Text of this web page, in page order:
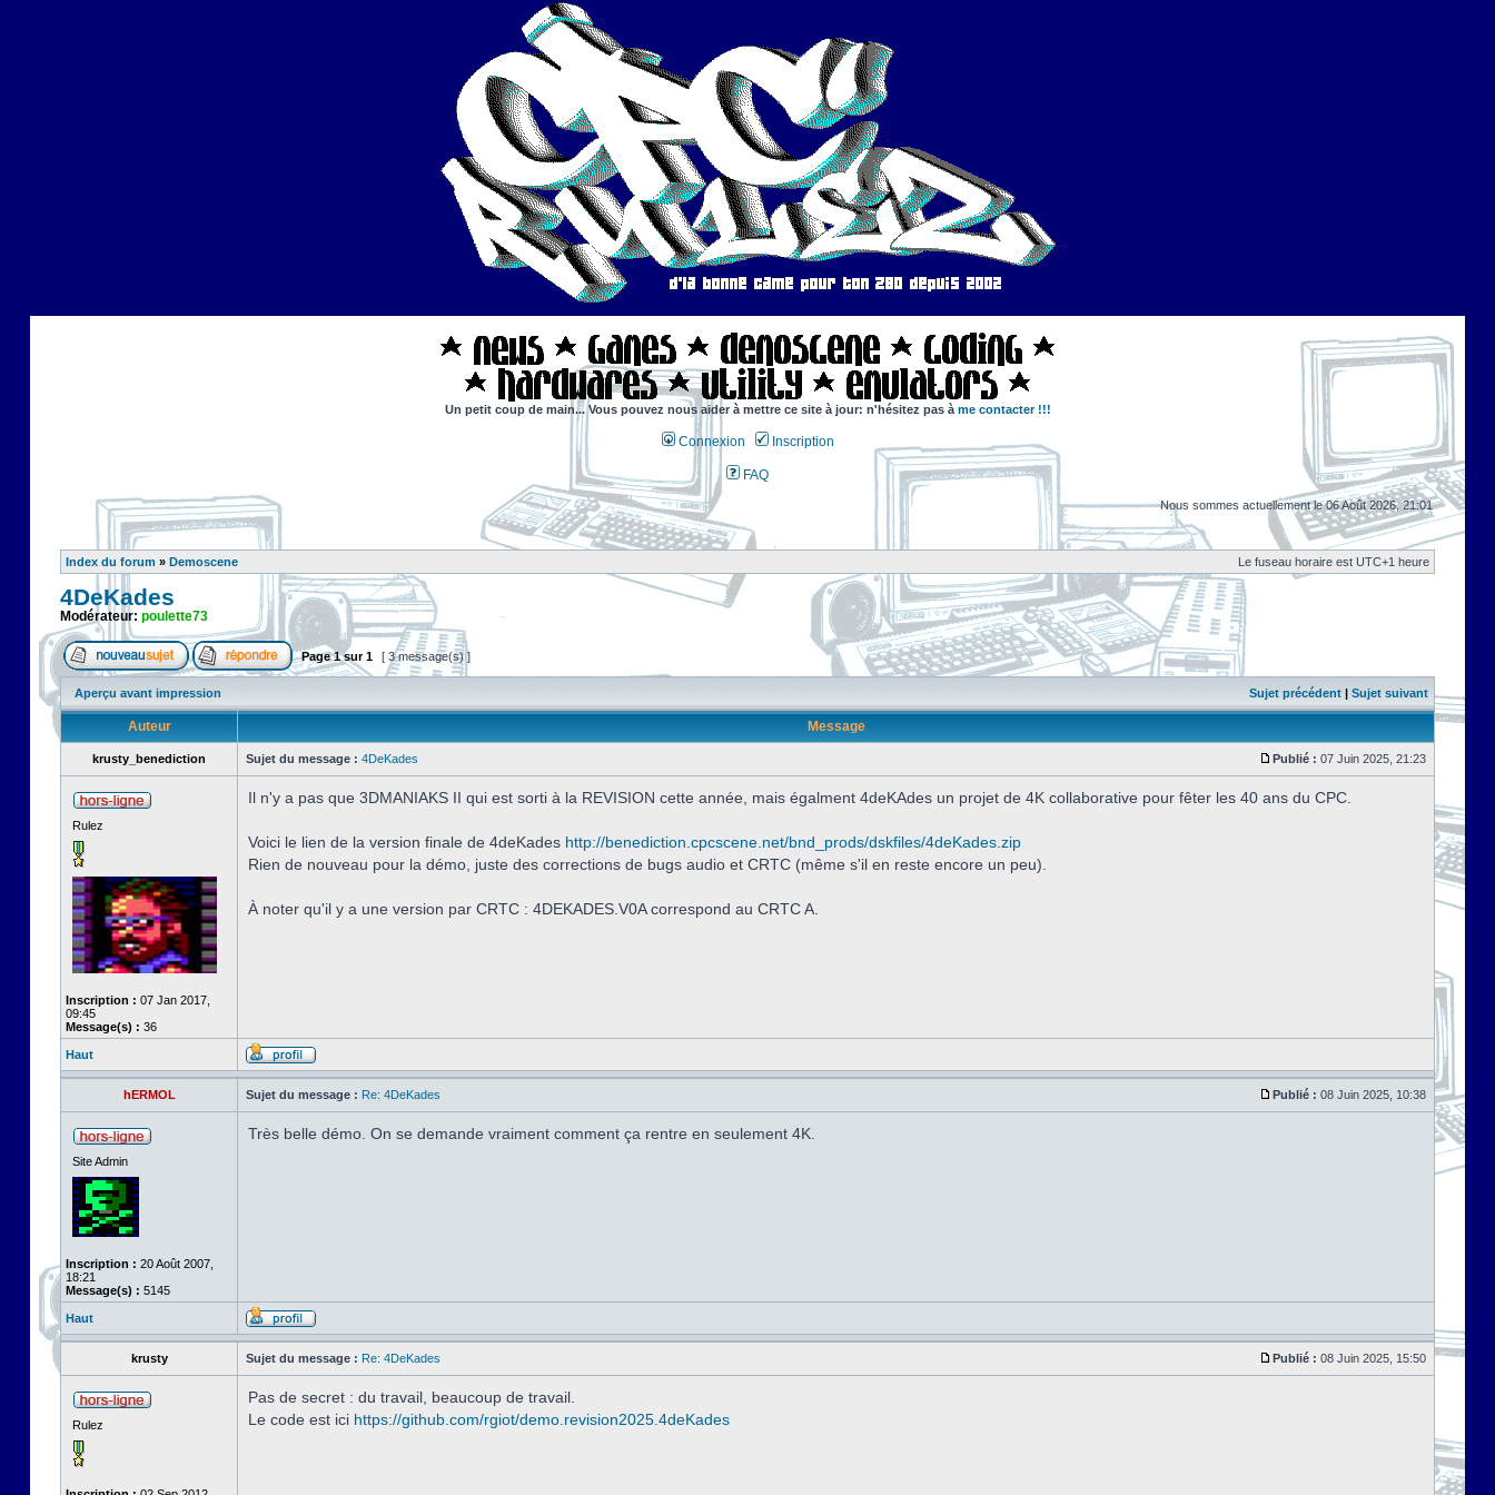
Un petit coup de main... Vous pouvez nous aider à mettre ce site à jour: n'hésitez pas à me contacter !!!
Connexion Inscription
FAQ
Nous sommes actuellement le 06 Août 2026, 21:01
Index du forum » Demoscene Le fuseau horaire est UTC+1 heure
4DeKades
Modérateur: poulette73
Page1sur1 [ 3 message(s) ]
Aperçu avant impression Sujet précédent | Sujet suivant
Auteur Message
krusty_benediction Sujet du message : 4DeKades Publié : 07 Juin 2025, 21:23
Rulez
Inscription : 07 Jan 2017,
09:45
Message(s) : 36
Il n'y a pas que 3DMANIAKS II qui est sorti à la REVISION cette année, mais égalment 4deKAdes un projet de 4K collaborative pour fêter les 40 ans du CPC.
Voici le lien de la version finale de 4deKades http://benediction.cpcscene.net/bnd_prods/dskfiles/4deKades.zip
Rien de nouveau pour la démo, juste des corrections de bugs audio et CRTC (même s'il en reste encore un peu).
À noter qu'il y a une version par CRTC : 4DEKADES.V0A correspond au CRTC A.
Haut
hERMOL Sujet du message : Re: 4DeKades Publié : 08 Juin 2025, 10:38
Site Admin
Inscription : 20 Août 2007,
18:21
Message(s) : 5145
Très belle démo. On se demande vraiment comment ça rentre en seulement 4K.
Haut
krusty Sujet du message : Re: 4DeKades Publié : 08 Juin 2025, 15:50
Rulez
Pas de secret : du travail, beaucoup de travail.
Le code est ici https://github.com/rgiot/demo.revision2025.4deKades